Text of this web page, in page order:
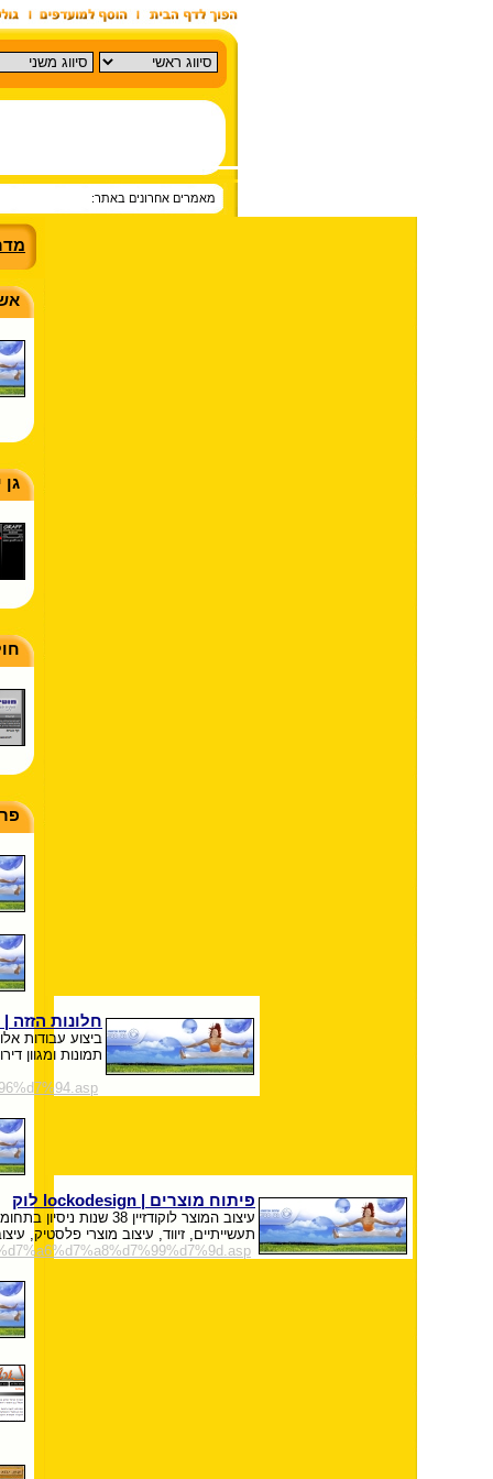
מאמרים אחרונים באתר:
חלונות הזזה
ביצוע עבודות
תמונות ומגוון
פיתוח מוצרים | lockodesign לוק
עיצוב המוצר
תעשייתיים, זיווד, עיצוב מוצרי פלסטיק,